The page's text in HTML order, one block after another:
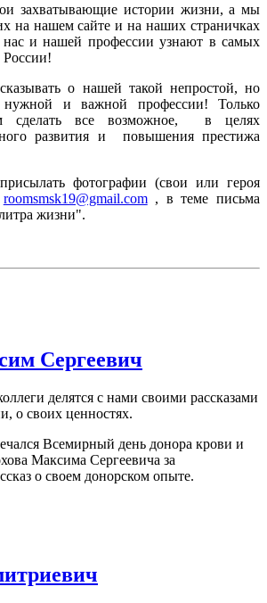
захватывающие истории жизни, а мы
на нашем сайте и на наших страничках
нас и нашей профессии узнают в самых
России!
о нашей такой непростой, но
нужной и важной профессии! Только
сделать все возможное, в целях
развития и повышения престижа
фотографии (свои или героя
roomsmsk19@gmail.com, в теме письма
жизни".
Сергеевич
делятся с нами своими рассказами
о своих ценностях.
Всемирный день донора крови и
Максима Сергеевича за
о своем донорском опыте.